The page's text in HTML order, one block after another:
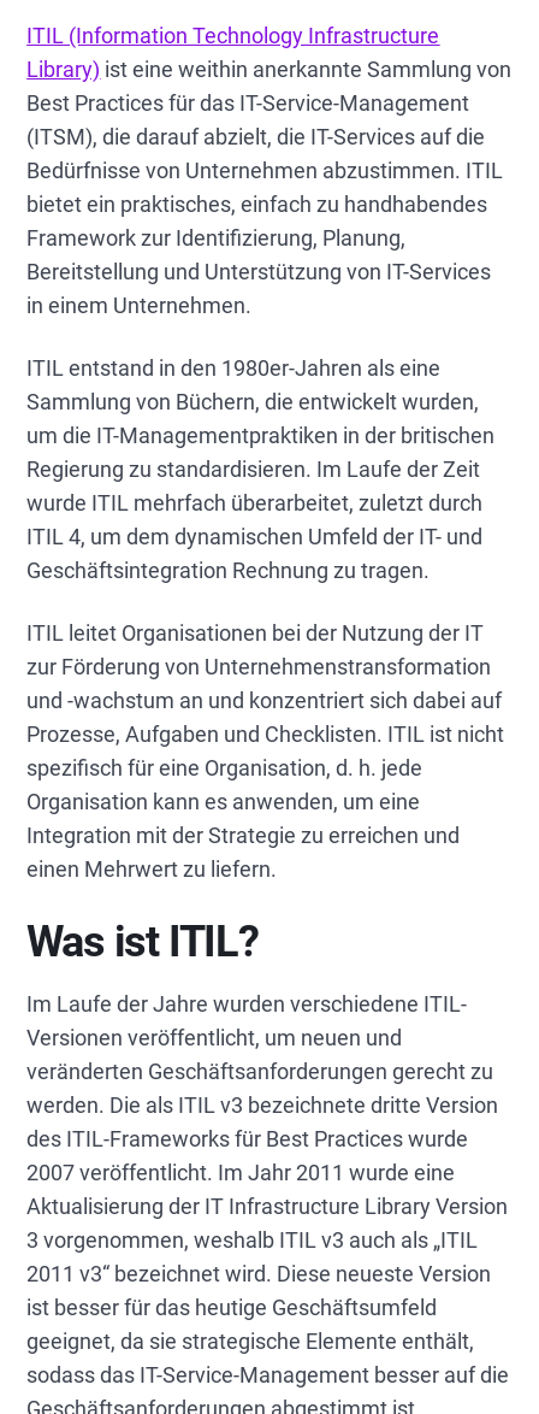
direkte Beobachtung, Transparenz,
Zusammenarbeit und Einfachheit.
Organisationen, die ITIL v3
implementieren, erfahren verbesserte
Servicequalität, reduzierte Ausfallzeiten,
bessere Geschäftsausrichtung und
erhöhte Benutzerzufriedenheit. Lesen Sie
den vollständigen Leitfaden, um
detaillierte ITIL v3-Prozesse zu erkunden
modernen ITSM-Tools zu erlernen.
ITIL (Information Technology Infrastructure
Library) ist eine weithin anerkannte Sammlung von
Best Practices für das IT-Service-Management
(ITSM), die darauf abzielt, die IT-Services auf die
Bedürfnisse von Unternehmen abzustimmen. ITIL
bietet ein praktisches, einfach zu handhabendes
Framework zur Identifizierung, Planung,
Bereitstellung und Unterstützung von IT-Services
in einem Unternehmen.
ITIL entstand in den 1980er-Jahren als eine
Sammlung von Büchern, die entwickelt wurden,
um die IT-Managementpraktiken in der britischen
Regierung zu standardisieren. Im Laufe der Zeit
wurde ITIL mehrfach überarbeitet, zuletzt durch
ITIL 4, um dem dynamischen Umfeld der IT- und
Geschäftsintegration Rechnung zu tragen.
ITIL leitet Organisationen bei der Nutzung der IT
zur Förderung von Unternehmenstransformation
und -wachstum an und konzentriert sich dabei auf
Prozesse, Aufgaben und Checklisten. ITIL ist nicht
spezifisch für eine Organisation, d. h. jede
Organisation kann es anwenden, um eine
Integration mit der Strategie zu erreichen und
einen Mehrwert zu liefern.
Was ist ITIL?
Im Laufe der Jahre wurden verschiedene ITIL-
Versionen veröffentlicht, um neuen und
veränderten Geschäftsanforderungen gerecht zu
werden. Die als ITIL v3 bezeichnete dritte Version
des ITIL-Frameworks für Best Practices wurde
2007 veröffentlicht. Im Jahr 2011 wurde eine
Aktualisierung der IT Infrastructure Library Version
3 vorgenommen, weshalb ITIL v3 auch als „ITIL
2011 v3“ bezeichnet wird. Diese neueste Version
ist besser für das heutige Geschäftsumfeld
geeignet, da sie strategische Elemente enthält,
sodass das IT-Service-Management besser auf die
Geschäftsanforderungen abgestimmt ist.